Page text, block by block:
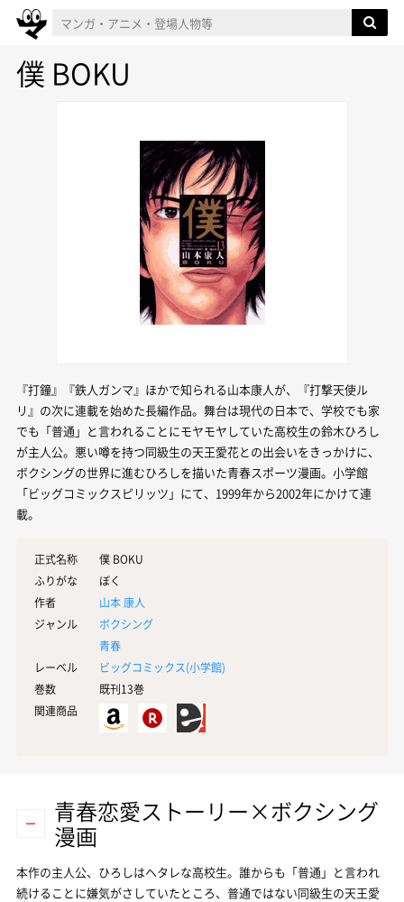
僕 BOKU
『打鐘』『鉄人ガンマ』ほかで知られる山本康人が、『打撃天使ル
リ』の次に連載を始めた長編作品。舞台は現代の日本で、学校でも家
でも「普通」と言われることにモヤモヤしていた高校生の鈴木ひろし
が主人公。悪い噂を持つ同級生の天王愛花との出会いをきっかけに、
ボクシングの世界に進むひろしを描いた青春スポーツ漫画。小学館
「ビッグコミックスピリッツ」にて、1999年から2002年にかけて連
載。
正式名称
僕 BOKU
ふりがな
ぼく
作者
山本 康人
ジャンル
ボクシング
青春
レーベル
ビッグコミックス(小学館)
巻数
既刊13巻
関連商品
青春恋愛ストーリー×ボクシング
漫画
本作の主人公、ひろしはヘタレな高校生。誰からも「普通」と言われ
続けることに嫌気がさしていたところ、普通ではない同級生の天王愛